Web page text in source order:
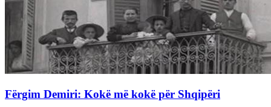
Fërgim Demiri: Kokë më kokë për Shqipëri